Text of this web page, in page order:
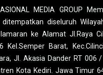
MEDIA GROUP
diseluruh
ke Alamat Jl.Raya
Kel.Semper Barat,
Jl. Akasia Dander RT 006
Kota Kediri. Jawa Timur